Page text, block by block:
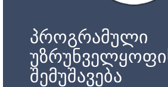
პროგრამული
შემუშავება